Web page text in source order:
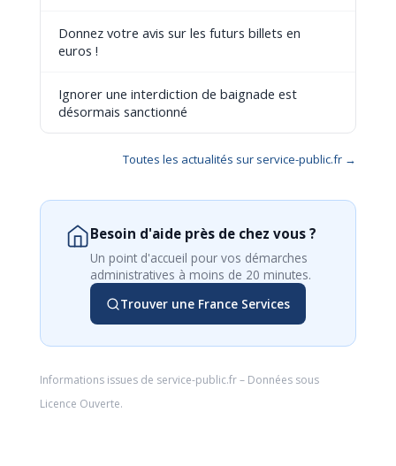
Donnez votre avis sur les futurs billets en
euros !
Ignorer une interdiction de baignade est
désormais sanctionné
Toutes les actualités sur service-public.fr →
Besoin d'aide près de chez vous ?
Un point d'accueil pour vos démarches
administratives à moins de 20 minutes.
Trouver une France Services
Informations issues de service-public.fr– Données sous
Licence Ouverte.